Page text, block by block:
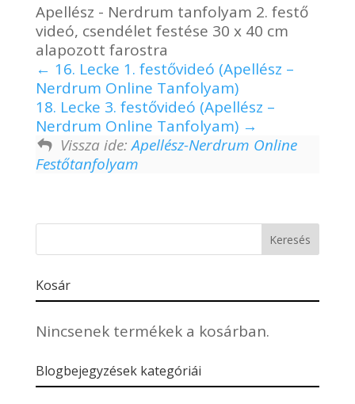
Apellész - Nerdrum tanfolyam 2. festő
videó, csendélet festése 30 x 40 cm
alapozott farostra
16. Lecke 1. festővideó (Apellész –
Nerdrum Online Tanfolyam)
18. Lecke 3. festővideó (Apellész –
Nerdrum Online Tanfolyam)
Vissza ide:Apellész-Nerdrum Online
Festőtanfolyam
Kosár
Nincsenek termékek a kosárban.
Blogbejegyzések kategóriái